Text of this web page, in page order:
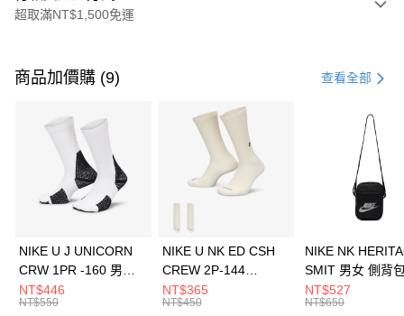
超取滿NT$1,500免運
信用卡一次付款
3 期 0 利率 每期 21家銀行
合作金庫商業銀行
第一商業銀行
華南商業銀行
彰化商業銀行
上海商業儲蓄銀行
元大商業銀行
Apple Pay
全盈+PAY
AFTEE先享後付
商品加價購 (9) 查看全部
NIKE U J UNICORN
CRW 1PR -160 男女
中統襪 FZ3393100
NT$446
NT$550
NIKE U NK ED CSH
CREW 2P-144
EMBRDY 男女 短統襪
FZ3073133
NT$365
NT$450
NIKE NK
SMIT 男女 側背
BA5871010
NT$527
NT$650